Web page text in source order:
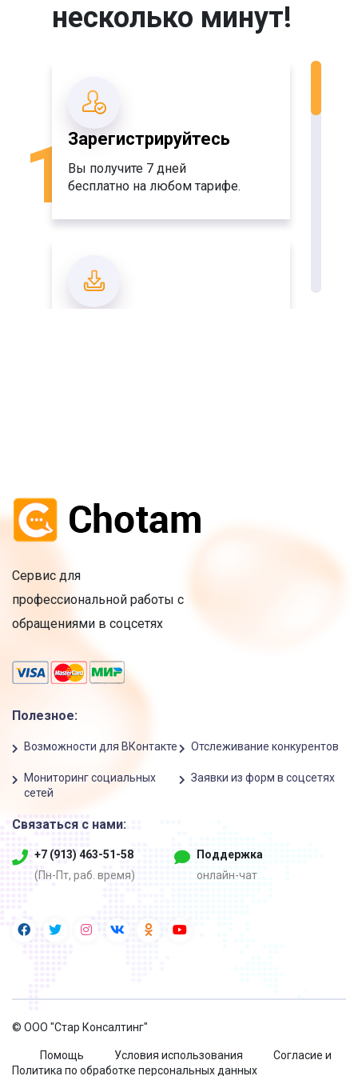
несколько минут!
1Зарегистрируйтесь
Вы получите 7 дней
бесплатно на любом тарифе.
3
Придумайте реакции
Укажите, боту, как ему
отвечать на вступления в
группу, на рассказы о себе, на
4
график
публикации
заданий
должны выполнять
должен выкладывать эти
задания.
5
готов к тому,
участников!
Сервис для
профессиональной работы с
обращениями в соцсетях
Полезное:
Возможности для ВКонтакте Отслеживание конкурентов
Мониторинг социальных
сетей
Заявки из форм в соцсетях
Связаться с нами:
+7 (913) 463-51-58
(Пн-Пт, раб. время)
Поддержка
онлайн-чат
© ООО "Стар Консалтинг"
Помощь Условия использования
Согласие и
Политика по обработке персональных данных